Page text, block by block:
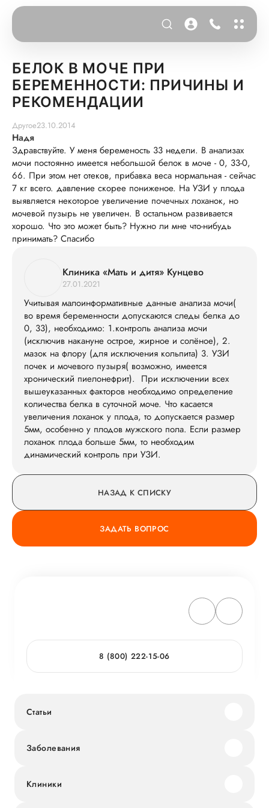
БЕЛОК В МОЧЕ ПРИ
БЕРЕМЕННОСТИ: ПРИЧИНЫ И
РЕКОМЕНДАЦИИ
Другое23.10.2014
Надя
Здравствуйте. У меня беременость 33 недели. В анализах
мочи постоянно имеется небольшой белок в моче - 0, 33-0,
66. При этом нет отеков, прибавка веса нормальная - сейчас
7 кг всего. давление скорее пониженое. На УЗИ у плода
выявляется некоторое увеличение почечных лоханок, но
мочевой пузырь не увеличен. В остальном развивается
хорошо. Что это может быть? Нужно ли мне что-нибудь
принимать? Спасибо
Клиника «Мать и дитя» Кунцево
27.01.2021
Учитывая малоинформативные данные анализа мочи(
во время беременности допускаются следы белка до
0, 33), необходимо: 1.контроль анализа мочи
(исключив накануне острое, жирное и солёное), 2.
мазок на флору (для исключения кольпита) 3. УЗИ
почек и мочевого пузыря( возможно, имеется
хронический пиелонефрит). При исключении всех
вышеуказанных факторов необходимо определение
количества белка в суточной моче. Что касается
увеличения лоханок у плода, то допускается размер
5мм, особенно у плодов мужского пола. Если размер
лоханок плода больше 5мм, то необходим
динамический контроль при УЗИ.
НАЗАД К СПИСКУ
ЗАДАТЬ ВОПРОС
8 (800) 222-15-06
Статьи
Заболевания
Клиники